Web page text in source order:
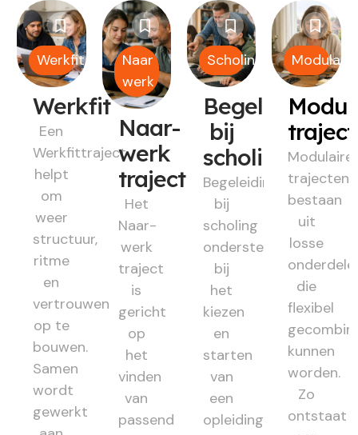
Werkfit
Werkfit
Een
Werkfittraject
helpt
om
weer
structuur,
ritme
en
vertrouwen
op te
bouwen.
Samen
wordt
gewerkt
Naar
werk
Naar-
werk
traject
Het
Naar-
werk
traject
is
gericht
op
het
vinden
van
passend
Scholing
Begeleiding
bij
scholing
Begeleiding
bij
scholing
ondersteunt
bij
het
kiezen
en
starten
van
een
opleiding
Modulair
Modulaire
trajecten
bestaan
uit
losse
die
flexibel
kunnen
worden.
Zo
ontstaat